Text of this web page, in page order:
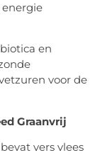
en
voor de
Graanvrij
vers vlees